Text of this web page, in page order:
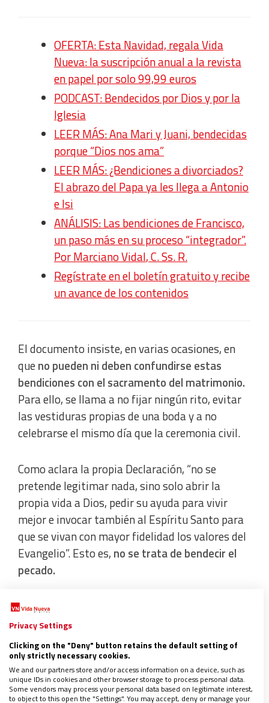
OFERTA: Esta Navidad, regala Vida
Nueva: la suscripción anual a la revista
en papel por solo 99,99 euros
PODCAST: Bendecidos por Dios y por la
Iglesia
LEER MÁS: Ana Mari y Juani, bendecidas
porque “Dios nos ama”
LEER MÁS: ¿Bendiciones a divorciados?
El abrazo del Papa ya les llega a Antonio
e Isi
ANÁLISIS: Las bendiciones de Francisco,
un paso más en su proceso “integrador”.
Por Marciano Vidal, C. Ss. R.
Regístrate en el boletín gratuito y recibe
un avance de los contenidos
El documento insiste, en varias ocasiones, en
queno pueden ni deben confundirse estas
bendiciones con el sacramento del matrimonio.
Para ello, se llama a no fijar ningún rito, evitar
las vestiduras propias de una boda y a no
celebrarse el mismo día que la ceremonia civil.
Como aclara la propia Declaración, “no se
pretende legitimar nada, sino solo abrir la
propia vida a Dios, pedir su ayuda para vivir
mejor e invocar también al Espíritu Santo para
que se vivan con mayor fidelidad los valores del
Evangelio”. Esto es, no se trata de bendecir el
pecado.
Aval para los sacerdotes
Este marco puede ser visto con recelo por
algunos, dadas tales exigencias, por lo que
podría dar la sensación de que algo cambia para
no cambiar nada. Sin embargo, el respaldo papal
Privacy Settings
Clicking on the "Deny" button retains the default setting of
only strictly necessary cookies.
We and our partners store and/or access information on a device, such as
unique IDs in cookies and other browser storage to process personal data.
Some vendors may process your personal data based on legitimate interest,
to object to this open the "Settings". You may accept, deny or manage your